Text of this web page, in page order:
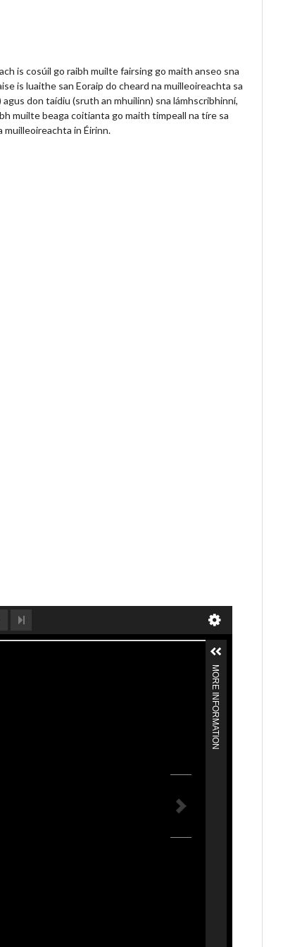
is cosúil go raibh muilte fairsing go maith anseo sna
is luaithe san Eoraip do cheard na muilleoireachta sa
don taídiu (sruth an mhuilinn) sna lámhscribhinní,
muilte beaga coitianta go maith timpeall na tíre sa
muilleoireachta in Éirinn.
MORE INFORMATION